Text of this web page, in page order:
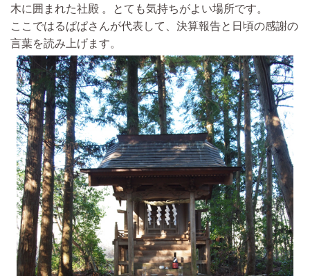
木に囲まれた社殿 。とても気持ちがよい場所です。
ここではるぱぱさんが代表して、決算報告と日頃の感謝の
言葉を読み上げます。